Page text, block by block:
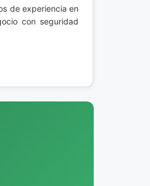
de experiencia en
con seguridad